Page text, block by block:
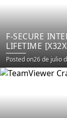
F-SECURE
LIFETIME
Posted on26 de julio